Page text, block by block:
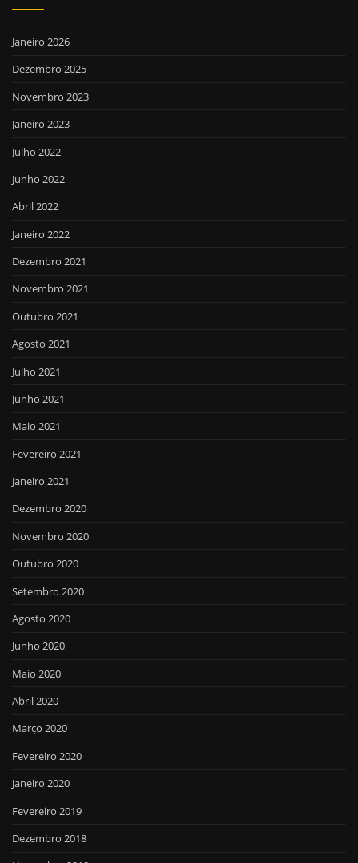
Janeiro 2026
Dezembro 2025
Novembro 2023
Janeiro 2023
Julho 2022
Junho 2022
Abril 2022
Janeiro 2022
Dezembro 2021
Novembro 2021
Outubro 2021
Agosto 2021
Julho 2021
Junho 2021
Maio 2021
Fevereiro 2021
Janeiro 2021
Dezembro 2020
Novembro 2020
Outubro 2020
Setembro 2020
Agosto 2020
Junho 2020
Maio 2020
Abril 2020
Março 2020
Fevereiro 2020
Janeiro 2020
Fevereiro 2019
Dezembro 2018